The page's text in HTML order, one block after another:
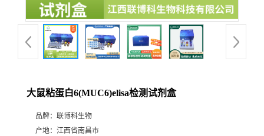
大鼠粘蛋白6(MUC6)elisa检测试剂盒
品牌： 联博科生物
产地： 江西省南昌市